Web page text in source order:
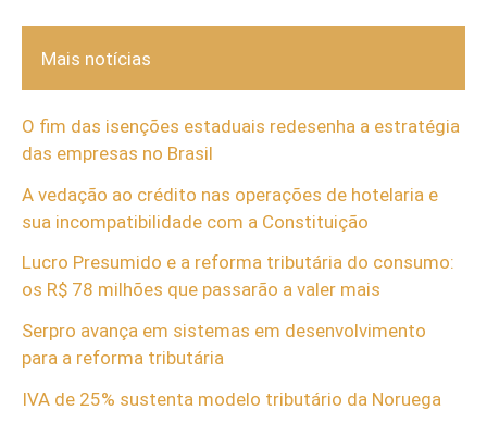
Mais notícias
O fim das isenções estaduais redesenha a estratégia
das empresas no Brasil
A vedação ao crédito nas operações de hotelaria e
sua incompatibilidade com a Constituição
Lucro Presumido e a reforma tributária do consumo:
os R$ 78 milhões que passarão a valer mais
Serpro avança em sistemas em desenvolvimento
para a reforma tributária
IVA de 25% sustenta modelo tributário da Noruega